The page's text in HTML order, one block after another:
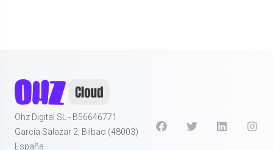
Ohz Digital SL - B56646771
García Salazar 2, Bilbao (48003)
España